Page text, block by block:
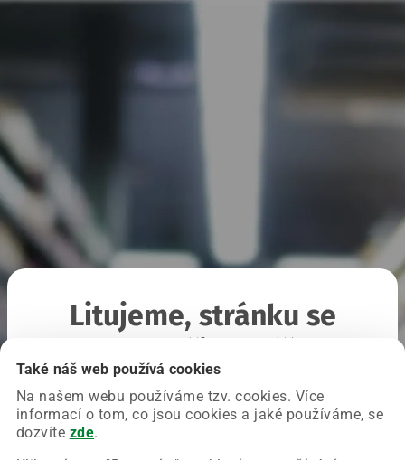
Také náš web používá cookies
Na našem webu používáme tzv. cookies. Více
informací o tom, co jsou cookies a jaké používáme, se
dozvíte zde.
Litujeme, stránku se
Chyba nastala na naší straně a už ji opravujeme.
Zkuste prosím znovu načíst požadovanou stránku.